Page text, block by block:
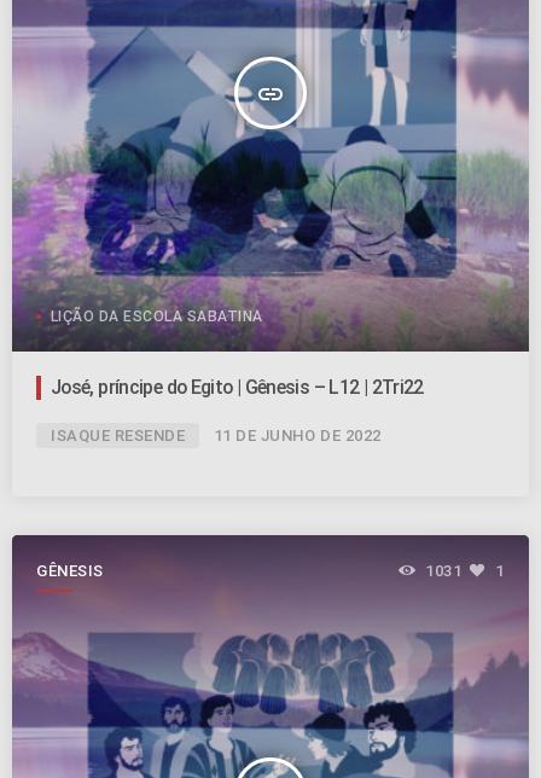
insert_link
LIÇÃO DA ESCOLA SABATINA
José, príncipe do Egito | Gênesis – L12 | 2Tri22
ISAQUE RESENDE 11 DE JUNHO DE 2022
GÊNESIS 1031 1